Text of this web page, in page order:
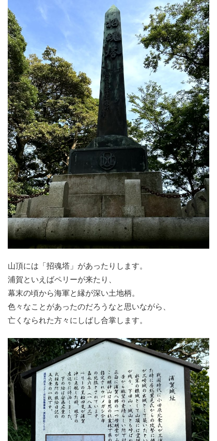
山頂には「招魂塔」があったりします。
浦賀といえばペリーが来たり、
幕末の頃から海軍と縁が深い土地柄。
色々なことがあったのだろうなと思いながら、
亡くなられた方々にしばし合掌します。